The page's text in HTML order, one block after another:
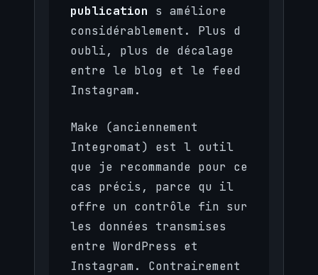
publication s améliore
considérablement. Plus d
oubli, plus de décalage
entre le blog et le feed
Instagram.
Make (anciennement
Integromat) est l outil
que je recommande pour ce
cas précis, parce qu il
offre un contrôle fin sur
les données transmises
entre WordPress et
Instagram. Contrairement